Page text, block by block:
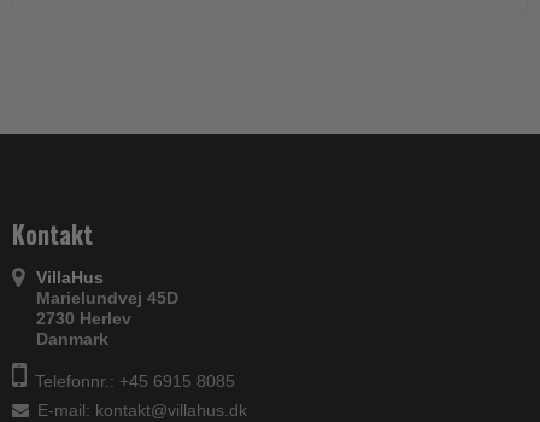
Kontakt
VillaHus
Marielundvej 45D
2730 Herlev
Danmark
Telefonnr.: +45 6915 8085
E-mail: kontakt@villahus.dk